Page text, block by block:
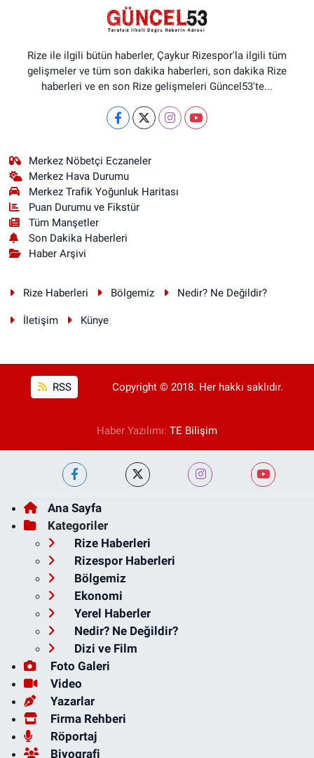
Rize ile ilgili bütün haberler, Çaykur Rizespor'la ilgili tüm
gelişmeler ve tüm son dakika haberleri, son dakika Rize
haberleri ve en son Rize gelişmeleri Güncel53'te...
Merkez Nöbetçi Eczaneler
Merkez Hava Durumu
Merkez Trafik Yoğunluk Haritası
Puan Durumu ve Fikstür
Tüm Manşetler
Son Dakika Haberleri
Haber Arşivi
Rize Haberleri Bölgemiz Nedir? Ne Değildir?
İletişim Künye
RSS Copyright © 2018. Her hakkı saklıdır.
Haber Yazılımı: TE Bilişim
Ana Sayfa
Kategoriler
Rize Haberleri
Rizespor Haberleri
Bölgemiz
Ekonomi
Yerel Haberler
Nedir? Ne Değildir?
Dizi ve Film
Foto Galeri
Video
Yazarlar
Firma Rehberi
Röportaj
Biyografi